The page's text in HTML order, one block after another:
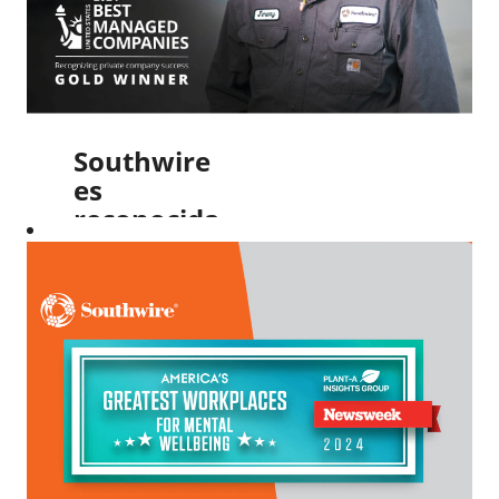
de toda
la
organización.
Southwire
es
reconocida
como
las
compañías
mejor
administradas
de EE.
UU. por
quinto